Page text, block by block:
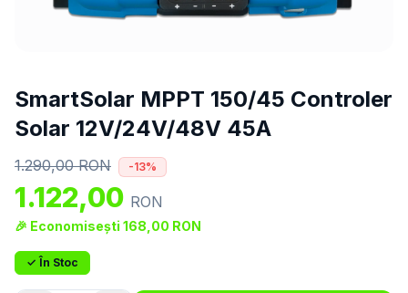
SmartSolar MPPT 150/45 Controler
Solar 12V/24V/48V 45A
1.290,00RON -13%
1.122,00 RON
🎉 Economisești 168,00 RON
✓ În Stoc